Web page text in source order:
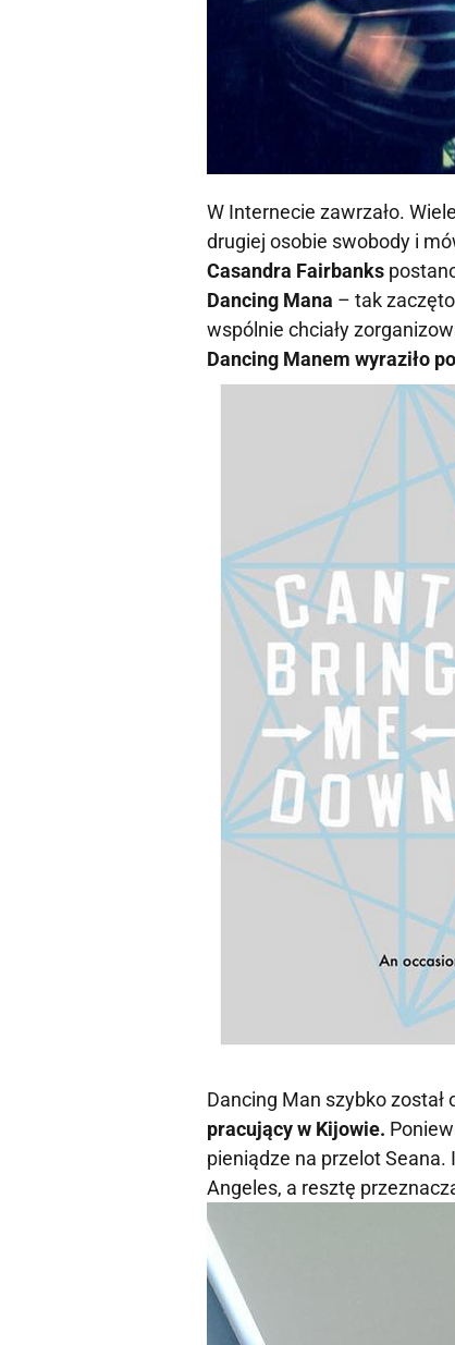
W Internecie zawrzało.
drugiej osobie swobody i
Casandra Fairbanks
Dancing Mana – tak
wspólnie chciały
Dancing Manem wyraziło
Dancing Man szybko został
pracujący w Kijowie.
pieniądze na przelot Seana.
Angeles, a resztę